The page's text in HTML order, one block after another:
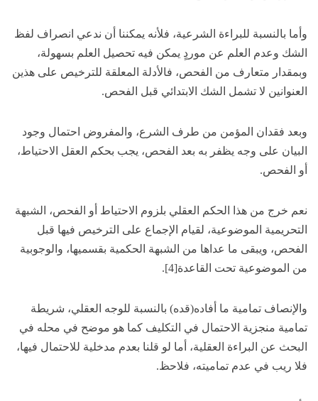
وأما بالنسبة للبراءة الشرعية، فلأنه يمكننا أن ندعي انصراف لفظ
الشك وعدم العلم عن موردٍ يمكن فيه تحصيل العلم بسهولة،
وبمقدار متعارف من الفحص، فالأدلة المعلقة للترخيص على هذين
العنوانين لا تشمل الشك الابتدائي قبل الفحص.
وبعد فقدان المؤمن من طرف الشرع، والمفروض احتمال وجود
البيان على وجه يظفر به بعد الفحص، يجب بحكم العقل الاحتياط،
أو الفحص.
نعم خرج من هذا الحكم العقلي بلزوم الاحتياط أو الفحص، الشبهة
التحريمية الموضوعية، لقيام الإجماع على الترخيص فيها قبل
الفحص، ويبقى ما عداها من الشبهة الحكمية بقسميها، والوجوبية
من الموضوعية تحت القاعدة[4].
والإنصاف تمامية ما أفاده(قده) بالنسبة للوجه العقلي، شريطة
تمامية منجزية الاحتمال في التكليف كما هو موضح في محله في
البحث عن البراءة العقلية، أما لو قلنا بعدم مدخلية للاحتمال فيها،
فلا ريب في عدم تماميته، فلاحظ.